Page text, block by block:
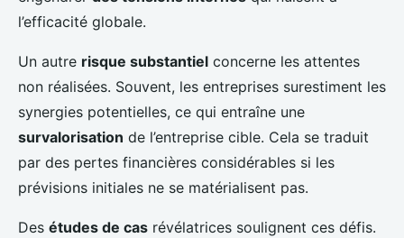
l’efficacité globale.
Un autre risque substantiel concerne les attentes
non réalisées. Souvent, les entreprises surestiment les
synergies potentielles, ce qui entraîne une
survalorisation de l’entreprise cible. Cela se traduit
par des pertes financières considérables si les
prévisions initiales ne se matérialisent pas.
Des études de cas révélatrices soulignent ces défis.